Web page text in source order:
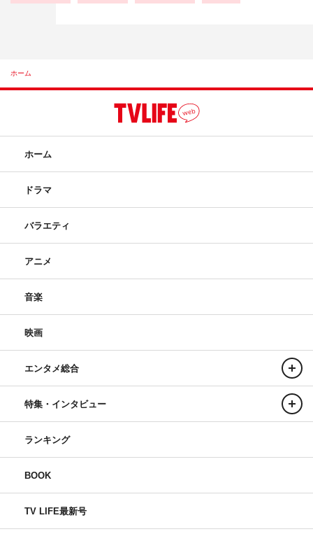
ホーム
ホーム
ドラマ
バラエティ
アニメ
音楽
映画
エンタメ総合
特集・インタビュー
ランキング
BOOK
TV LIFE最新号